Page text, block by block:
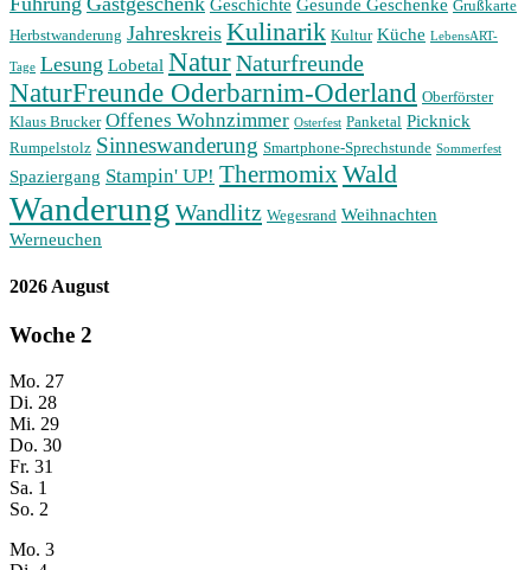
Geschichte Gesunde Geschenke Grußkarte
Herbstwanderung Jahreskreis Kulinarik Kultur Küche LebensART-
Tage Lesung Lobetal NaturNaturfreunde
NaturFreunde Oderbarnim-Oderland Oberförster
Klaus Brucker Offenes Wohnzimmer Osterfest Panketal Picknick
Rumpelstolz Sinneswanderung Smartphone-Sprechstunde Sommerfest
Spaziergang Stampin' UP! ThermomixWald
Wanderung Wandlitz Wegesrand Weihnachten
Werneuchen
2026 August
Woche 2
Mo. 27
Di. 28
Mi. 29
Do. 30
Fr. 31
Sa. 1
So. 2
Mo. 3